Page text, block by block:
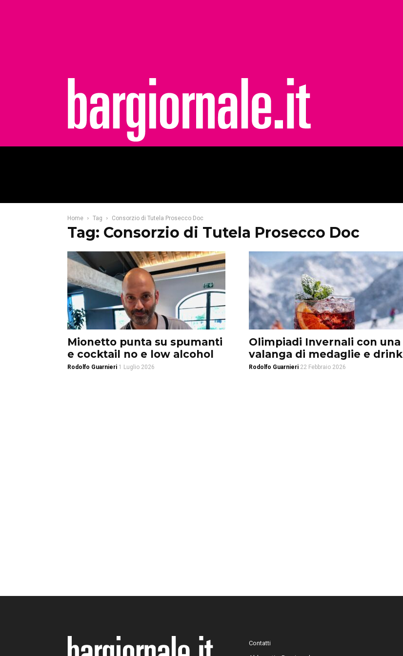
Home Tag Consorzio di Tutela Prosecco Doc
Tag: Consorzio di Tutela Prosecco Doc
Mionetto punta su spumanti
e cocktail no e low alcohol
Rodolfo Guarnieri 1 Luglio 2026
Olimpiadi Invernali con una
valanga di medaglie e drink
Rodolfo Guarnieri 22 Febbraio 2026
Contatti